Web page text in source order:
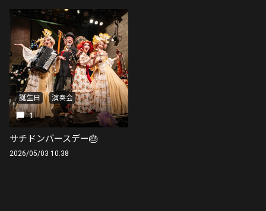
誕生日 演奏会
1
サチドンバースデー🎂
2026/05/03 10:38